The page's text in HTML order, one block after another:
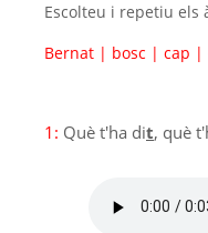
Escolteu i repetiu els
Bernat | bosc | cap |
1: Què t'ha dit, què